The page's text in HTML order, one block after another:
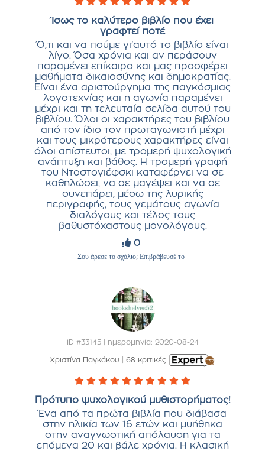
Ίσως το καλύτερο βιβλίο που έχει
γραφτεί ποτέ
Ό,τι και να πούμε γι'αυτό το βιβλίο είναι
λίγο. Όσα χρόνια και αν περάσουν
παραμένει επίκαιρο και μας προσφέρει
μαθήματα δικαιοσύνης και δημοκρατίας.
Είναι ένα αριστούργημα της παγκόσμιας
λογοτεχνίας και η αγωνία παραμένει
μέχρι και τη τελευταία σελίδα αυτού του
βιβλίου. Όλοι οι χαρακτήρες του βιβλίου
από τον ίδιο τον πρωταγωνιστή μέχρι
και τους μικρότερους χαρακτήρες είναι
όλοι απίστευτοι, με τρομερή ψυχολογική
ανάπτυξη και βάθος. Η τρομερή γραφή
του Ντοστογιέφσκι καταφέρνει να σε
καθηλώσει, να σε μαγέψει και να σε
συνεπάρει, μέσω της λυρικής
περιγραφής, τους γεμάτους αγωνία
διαλόγους και τέλος τους
βαθυστόχαστους μονολόγους.
0
Σου άρεσε το σχόλιο; Επιβράβευσέ το
ID #33145 | ημερομηνία: 2020-08-24
Χριστίνα Παγκάκου 68 κριτικές
Πρότυπο ψυχολογικού μυθιστορήματος!
Ένα από τα πρώτα βιβλία που διάβασα
στην ηλικία των 16 ετών και μυήθηκα
στην αναγνωστική απόλαυση για τα
επόμενα 20 και βάλε χρόνια. Η κλασική